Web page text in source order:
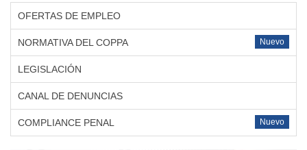
OFERTAS DE EMPLEO
Nuevo
NORMATIVA DEL COPPA
LEGISLACIÓN
CANAL DE DENUNCIAS
Nuevo
COMPLIANCE PENAL